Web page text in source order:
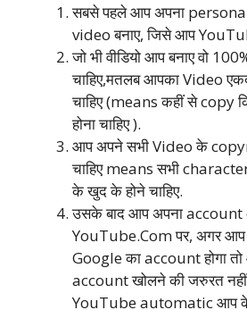
सबसे पहले आप अपना
video बनाए, जिसे आप
जो भी वीडियो आप बनाए वो
चाहिए,मतलब आपका Video
चाहिए (means कहीं से copy
होना चाहिए ).
आप अपने सभी Video के
चाहिए means सभी
के खुद के होने चाहिए.
उसके बाद आप अपना
YouTube.Com पर, अगर आप
Google का account होगा
account खोलने की जरुरत नहीं
YouTube automatic आप